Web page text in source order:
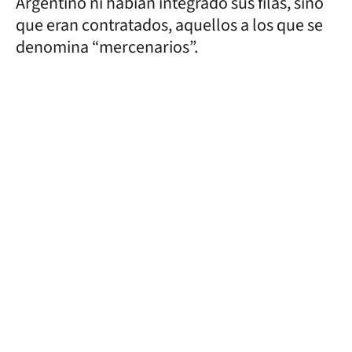
que eran contratados, aquellos a los que se
denomina “mercenarios”.